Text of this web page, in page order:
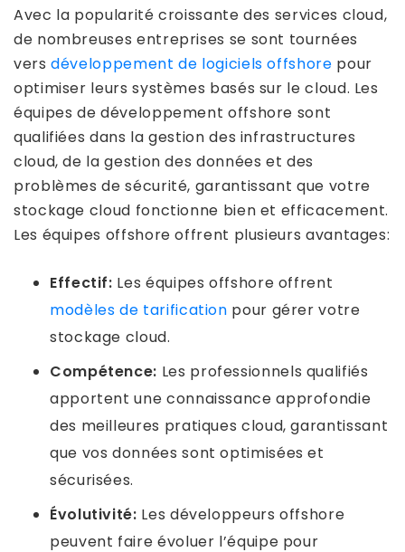
Avec la popularité croissante des services cloud,
de nombreuses entreprises se sont tournées
versdéveloppement de logiciels offshore pour
optimiser leurs systèmes basés sur le cloud. Les
équipes de développement offshore sont
qualifiées dans la gestion des infrastructures
cloud, de la gestion des données et des
problèmes de sécurité, garantissant que votre
stockage cloud fonctionne bien et efficacement.
Les équipes offshore offrent plusieurs avantages:
Effectif: Les équipes offshore offrent
modèles de tarification pour gérer votre
stockage cloud.
Compétence: Les professionnels qualifiés
apportent une connaissance approfondie
des meilleures pratiques cloud, garantissant
que vos données sont optimisées et
sécurisées.
Évolutivité: Les développeurs offshore
peuvent faire évoluer l’équipe pour